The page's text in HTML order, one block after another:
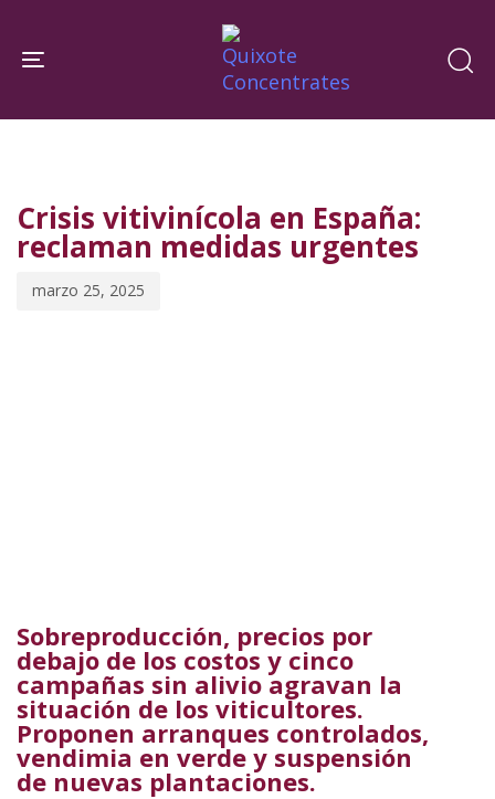
links
navigation
content
Toggle navigation
Crisis vitivinícola en España:
reclaman medidas urgentes
marzo 25, 2025
Sobreproducción, precios por
debajo de los costos y cinco
campañas sin alivio agravan la
situación de los viticultores.
Proponen arranques controlados,
vendimia en verde y suspensión
de nuevas plantaciones.